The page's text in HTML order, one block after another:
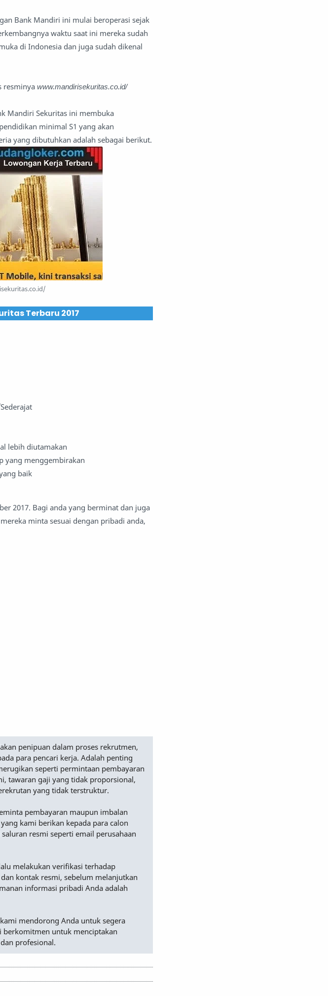
Bank Mandiri ini mulai beroperasi sejak
waktu saat ini mereka sudah
di Indonesia dan juga sudah dikenal
resminyawww.mandirisekuritas.co.id/
Mandiri Sekuritas ini membuka
minimal S1 yang akan
yang dibutuhkan adalah sebagai berikut.
Terbaru 2017
lebih diutamakan
yang menggembirakan
baik
2017. Bagi anda yang berminat dan juga
minta sesuai dengan pribadi anda,
penipuan dalam proses rekrutmen,
para pencari kerja. Adalah penting
seperti permintaan pembayaran
tawaran gaji yang tidak proporsional,
yang tidak terstruktur.
pembayaran maupun imbalan
kami berikan kepada para calon
resmi seperti email perusahaan
melakukan verifikasi terhadap
kontak resmi, sebelum melanjutkan
informasi pribadi Anda adalah
mendorong Anda untuk segera
berkomitmen untuk menciptakan
profesional.